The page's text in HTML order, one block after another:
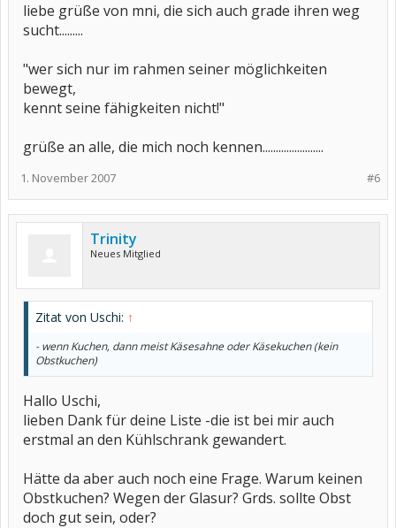
liebe grüße von mni, die sich auch grade ihren weg
sucht.........
"wer sich nur im rahmen seiner möglichkeiten
bewegt,
kennt seine fähigkeiten nicht!"
grüße an alle, die mich noch kennen.......................
#6
1. November 2007
Trinity
Neues Mitglied
Zitat von Uschi: ↑
- wenn Kuchen, dann meist Käsesahne oder Käsekuchen (kein
Obstkuchen)
Hallo Uschi,
lieben Dank für deine Liste -die ist bei mir auch
erstmal an den Kühlschrank gewandert.
Hätte da aber auch noch eine Frage. Warum keinen
Obstkuchen? Wegen der Glasur? Grds. sollte Obst
doch gut sein, oder?